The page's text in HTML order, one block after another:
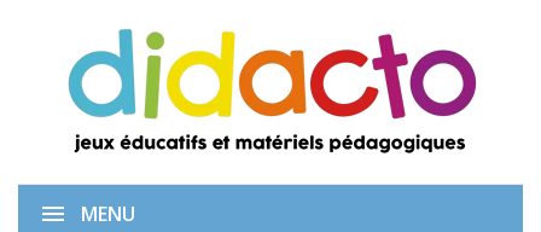
MENU
Premières écritures